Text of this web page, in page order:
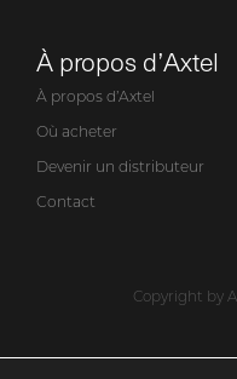
À propos d’Axtel
À propos d’Axtel
Où acheter
Devenir un distributeur
Contact
Copyright by